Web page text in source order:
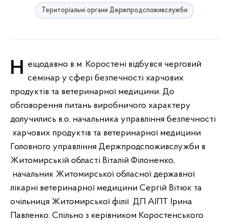
Територіальні органи Держпродспоживслужби
Нещодавно в м. Коростені відбувся черговий семінар у сфері безпечності харчових
продуктів та ветеринарної медицини. До
обговорення питань виробничого характеру
долучились в.о. начальника управління безпечності
харчових продуктів та ветеринарної медицини
Головного управління Держпродспоживслужби в
Житомирській області Віталій Філоненко,
начальник Житомирської обласної державної
лікарні ветеринарної медицини Сергій Вітюк та
очільниця Житомирської філії ДП АІПТ Ірина
Павленко. Спільно з керівником Коростенського